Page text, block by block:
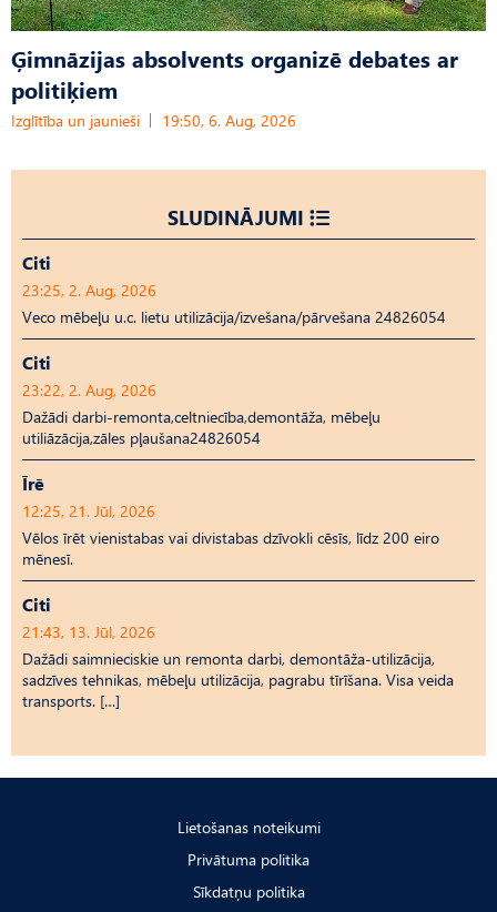
Ģimnāzijas absolvents organizē debates ar
politiķiem
Izglītība un jaunieši 19:50, 6. Aug, 2026
SLUDINĀJUMI
Citi
23:25, 2. Aug, 2026
Veco mēbeļu u.c. lietu utilizācija/izvešana/pārvešana 24826054
Citi
23:22, 2. Aug, 2026
Dažādi darbi-remonta,celtniecība,demontāža, mēbeļu
utiliāzācija,zāles pļaušana24826054
Īrē
12:25, 21. Jūl, 2026
Vēlos īrēt vienistabas vai divistabas dzīvokli cēsīs, līdz 200 eiro
mēnesī.
Citi
21:43, 13. Jūl, 2026
Dažādi saimnieciskie un remonta darbi, demontāža-utilizācija,
sadzīves tehnikas, mēbeļu utilizācija, pagrabu tīrīšana. Visa veida
transports. […]
Lietošanas noteikumi
Privātuma politika
Sīkdatņu politika